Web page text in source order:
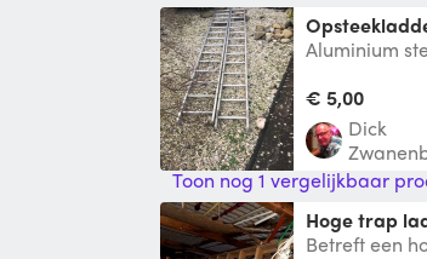
Aluminium
€ 5,00
Dick
Toon nog 1 vergelijkbaar
hoge trap
Betreft een